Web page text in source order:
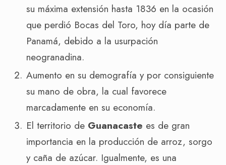
su máxima extensión hasta 1836 en la ocasión
que perdió Bocas del Toro, hoy día parte de
Panamá, debido a la usurpación
neogranadina.
Aumento en su demografía y por consiguiente
su mano de obra, la cual favorece
marcadamente en su economía.
El territorio de Guanacaste es de gran
importancia en la producción de arroz, sorgo
y caña de azúcar. Igualmente, es una